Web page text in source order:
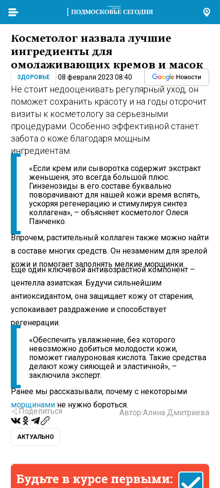
Косметолог назвала лучшие
ингредиенты для
омолаживающих кремов и масок
ЗДОРОВЬЕ 08 февраля 2023 08:40
Не стоит недооценивать регулярный уход, он
поможет сохранить красоту и на годы отсрочит
визиты к косметологу за серьезными
процедурами. Особенно эффективной станет
забота о коже благодаря мощным
ингредиентам.
«Если крем или сыворотка содержит экстракт
женьшеня, это всегда большой плюс.
Гинзенозиды в его составе буквально
поворачивают для нашей кожи время вспять,
ускоряя регенерацию и стимулируя синтез
коллагена», – объясняет косметолог Олеся
Панченко.
Впрочем, растительный коллаген также можно найти
в составе многих средств. Он незаменим для зрелой
кожи и помогает заполнять мелкие морщинки.
Еще один ключевой антивозрастной компонент –
центелла азиатская. Будучи сильнейшим
антиоксидантом, она защищает кожу от старения,
успокаивает раздражение и способствует
регенерации.
«Обеспечить увлажнение, без которого
невозможно добиться молодости кожи,
поможет гиалуроновая кислота. Такие средства
делают кожу сияющей и эластичной», –
заключила эксперт.
Ранее мы рассказывали, почему с некоторыми
морщинами не нужно бороться.
Поделиться Автор:Алина Дмитриева
АКТУАЛЬНО